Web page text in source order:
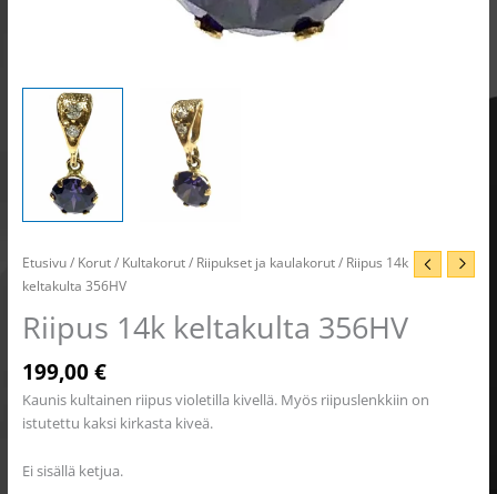
Etusivu/ Korut/ Kultakorut/ Riipukset ja kaulakorut/ Riipus 14k
keltakulta 356HV
Riipus 14k keltakulta 356HV
199,00€
Kaunis kultainen riipus violetilla kivellä. Myös riipuslenkkiin on
istutettu kaksi kirkasta kiveä.
Ei sisällä ketjua.